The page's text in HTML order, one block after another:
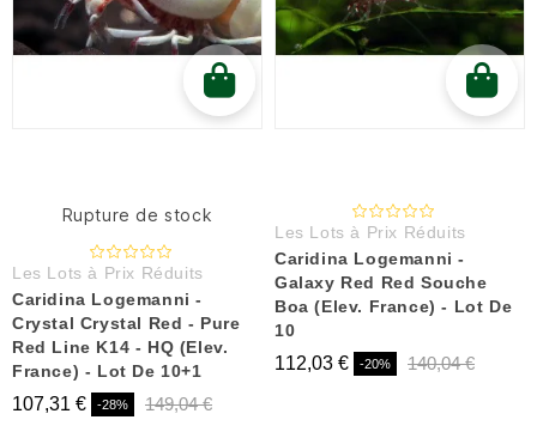
Rupture de stock
Les Lots à Prix Réduits
Caridina Logemanni -
Crystal Crystal Red - Pure
Red Line K14 - HQ (Elev.
France) - Lot De 10+1
107,31 € -28% 149,04 €
Les Lots à Prix Réduits
Caridina Logemanni -
Galaxy Red Red Souche
Boa (Elev. France) - Lot De
10
112,03 € -20% 140,04 €